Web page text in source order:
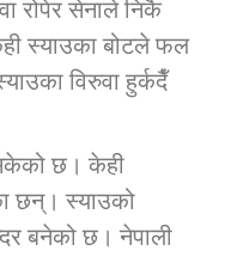
सुचना सन्देश
जुम्लाको सुचना
रोपेर सेनाले निकै
स्याउका बोटले फल
विरुवा हुर्कदैँ
छ। केही
छन्। स्याउको
बनेको छ। नेपाली